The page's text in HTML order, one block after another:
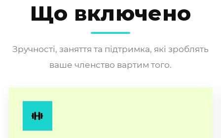
Що включено
Зручності, заняття та підтримка, які зроблять
ваше членство вартим того.